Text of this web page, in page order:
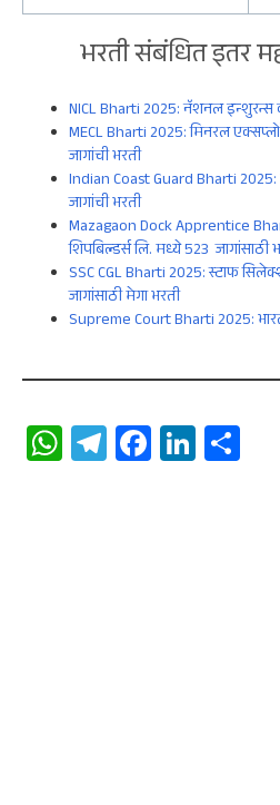
भरती संबंधित इतर
NICL Bharti 2025: नॅशनल इन्शुरन्स
MECL Bharti 2025: मिनरल
जागांची भरती
Indian Coast Guard Bharti
जागांची भरती
Mazagaon Dock Apprentice
शिपबिल्डर्स लि. मध्ये 523 जागांसाठी
SSC CGL Bharti 2025: स्टाफ
जागांसाठी मेगा भरती
Supreme Court Bharti 2025:
W
ha
Te
le
Fa
ce
Li
n